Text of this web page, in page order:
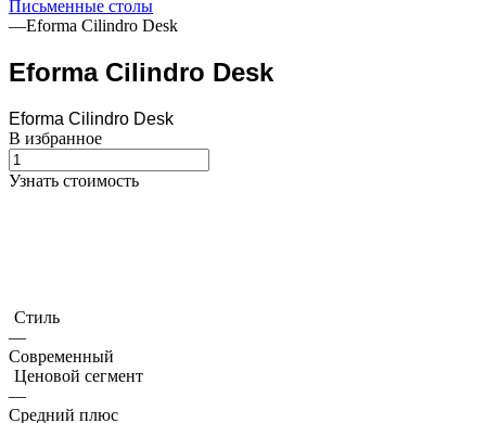
Письменные столы
—Eforma Cilindro Desk
Eforma Cilindro Desk
Eforma Cilindro Desk
В избранное
Узнать стоимость
Стиль
—
Современный
Ценовой сегмент
—
Средний плюс